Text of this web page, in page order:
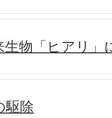
生物「ヒアリ」
駆除